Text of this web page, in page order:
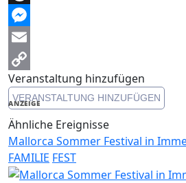
Threads
Messenger
Email
Copy
Link
Veranstaltung hinzufügen
VERANSTALTUNG HINZUFÜGEN
ANZEIGE
Ähnliche Ereignisse
Mallorca Sommer Festival in
FAMILIE FEST